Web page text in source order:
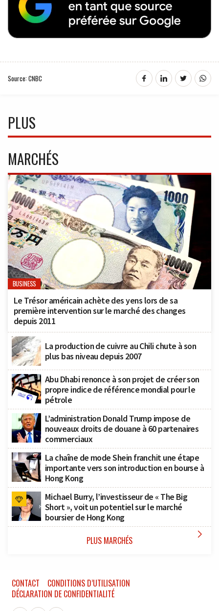
Source: CNBC
PLUS
MARCHÉS
BUSINESS
Le Trésor américain achète des yens lors de sa
première intervention sur le marché des changes
depuis 2011
La production de cuivre au Chili chute à son
plus bas niveau depuis 2007
Abu Dhabi renonce à son projet de créer son
propre indice de référence mondial pour le
pétrole
L’administration Donald Trump impose de
nouveaux droits de douane à 60 partenaires
commerciaux
La chaîne de mode Shein franchit une étape
importante vers son introduction en bourse à
Hong Kong
Michael Burry, l’investisseur de « The Big
Short », voit un potentiel sur le marché
boursier de Hong Kong
PLUS MARCHÉS 
CONTACT
CONDITIONS D’UTILISATION
DÉCLARATION DE CONFIDENTIALITÉ